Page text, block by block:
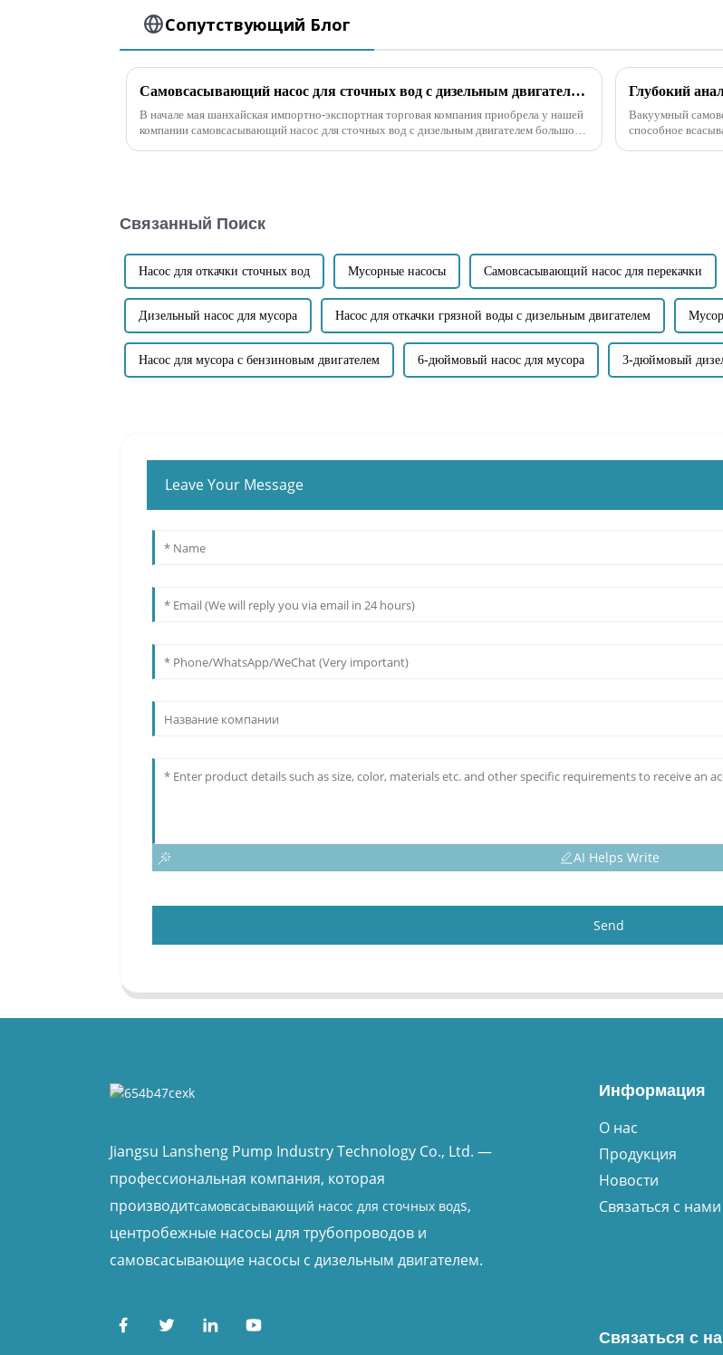
Сопутствующий Блог
Самовсасывающий насос для сточных вод с дизельным двигателем экспортируется в Малайзию
В начале мая шанхайская импортно-экспортная торговая компания приобрела у нашей
компании самовсасывающий насос для сточных вод с дизельным двигателем большого
Вакуумный
способное
Связанный Поиск
Насос для откачки сточных вод Мусорные насосы Самовсасывающий насос для перекачки
Дизельный насос для мусора Насос для откачки грязной воды с дизельным двигателем
Насос для мусора с бензиновым двигателем 6-дюймовый насос для мусора 3-дюймовый
Leave Your Message
AI Helps Write
Send
Jiangsu Lansheng Pump Industry Technology Co., Ltd. —
профессиональная компания, которая
производитсамовсасывающий насос для сточных водs,
центробежные насосы для трубопроводов и
самовсасывающие насосы с дизельным двигателем.
Информация
О нас
Продукция
Новости
Связаться с нами
Связаться с